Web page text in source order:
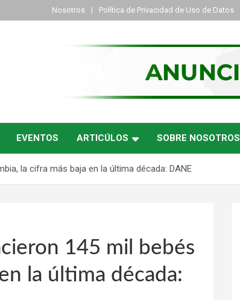
Nosotros Política de Privacidad de Uso de Datos
EVENTOS ARTICÚLOS SOBRE NOSOTROS
la cifra más baja en la última década: DANE
145 mil bebés
la última década: